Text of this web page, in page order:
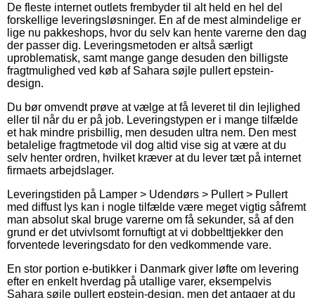
De fleste internet outlets frembyder til alt held en hel del
forskellige leveringsløsninger. En af de mest almindelige er
lige nu pakkeshops, hvor du selv kan hente varerne den dag
der passer dig. Leveringsmetoden er altså særligt
uproblematisk, samt mange gange desuden den billigste
fragtmulighed ved køb af Sahara søjle pullert epstein-
design.
Du bør omvendt prøve at vælge at få leveret til din lejlighed
eller til når du er på job. Leveringstypen er i mange tilfælde
et hak mindre prisbillig, men desuden ultra nem. Den mest
betalelige fragtmetode vil dog altid vise sig at være at du
selv henter ordren, hvilket kræver at du lever tæt på internet
firmaets arbejdslager.
Leveringstiden på Lamper > Udendørs > Pullert > Pullert
med diffust lys kan i nogle tilfælde være meget vigtig såfremt
man absolut skal bruge varerne om få sekunder, så af den
grund er det utvivlsomt fornuftigt at vi dobbelttjekker den
forventede leveringsdato for den vedkommende vare.
En stor portion e-butikker i Danmark giver løfte om levering
efter en enkelt hverdag på utallige varer, eksempelvis
Sahara søjle pullert epstein-design, men det antager at du